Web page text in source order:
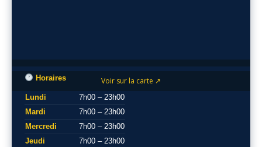
Voir sur la carte ↗
Horaires
Lundi
7h00 – 23h00
Mardi
7h00 – 23h00
Mercredi
7h00 – 23h00
Jeudi
7h00 – 23h00